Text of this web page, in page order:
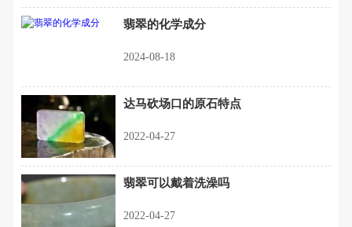
翡翠的化学成分
2024-08-18
达马砍场口的原石特点
2022-04-27
翡翠可以戴着洗澡吗
2022-04-27